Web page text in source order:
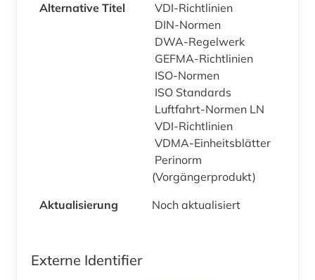
Alternative Titel
VDI-Richtlinien
DIN-Normen
DWA-Regelwerk
GEFMA-Richtlinien
ISO-Normen
ISO Standards
Luftfahrt-Normen LN
VDI-Richtlinien
VDMA-Einheitsblätter
Perinorm
(Vorgängerprodukt)
Aktualisierung
Noch aktualisiert
Externe Identifier